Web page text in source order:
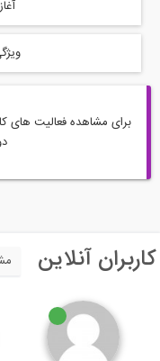
برای مشاهده فعالیت های
کاربران آنلاین